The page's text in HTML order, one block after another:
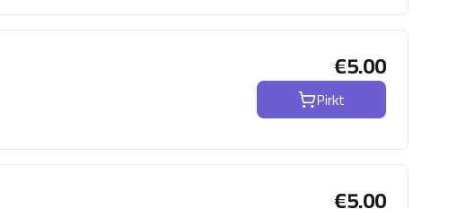
€5.00
Pirkt
€5.00